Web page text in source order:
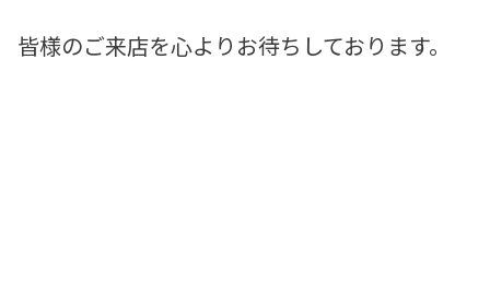
皆様のご来店を心よりお待ちしております。